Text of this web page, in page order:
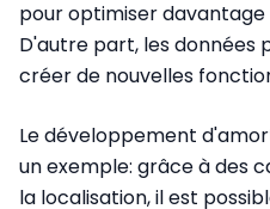
pour optimiser
D'autre part, les données
créer de nouvelles
Le développement
un exemple: grâce à des
la localisation, il est